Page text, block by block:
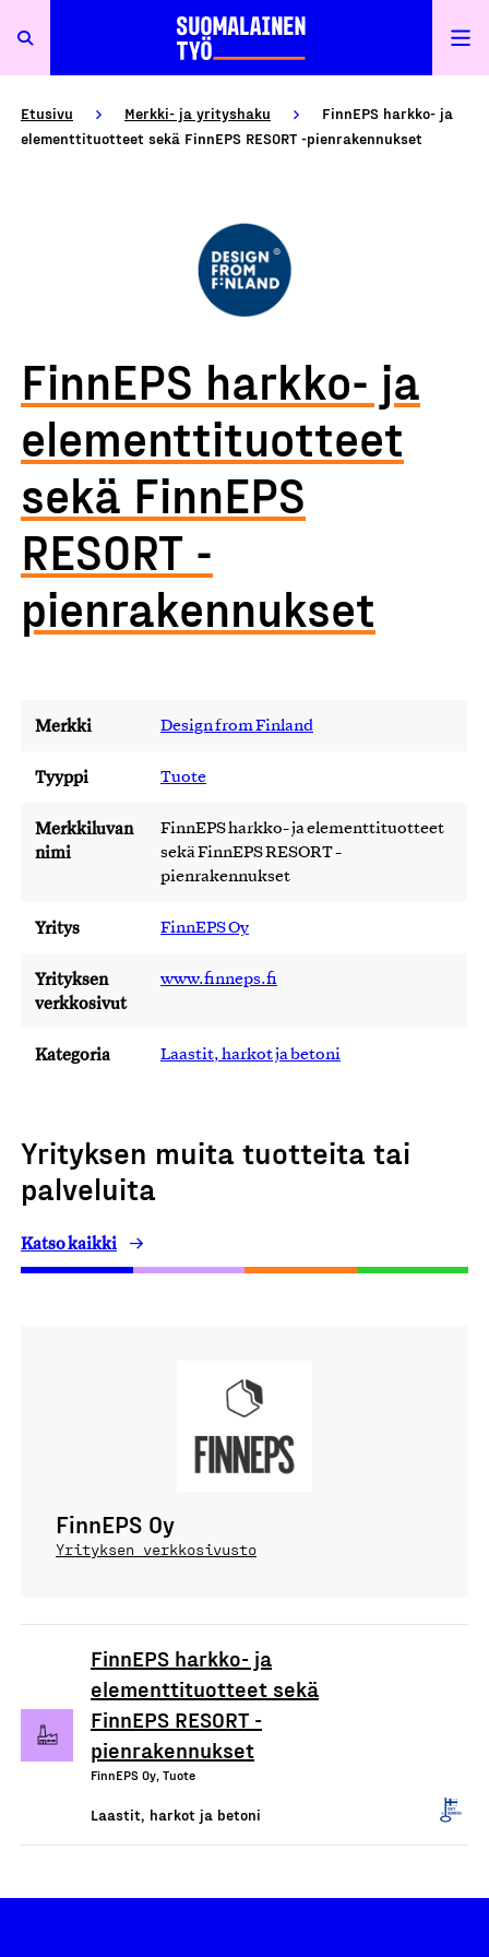
Etusivu Merkki- ja yrityshaku
FinnEPS harkko- ja
elementtituotteet sekä FinnEPS RESORT -pienrakennukset
FinnEPS harkko- ja
elementtituotteet
sekä FinnEPS
RESORT -
pienrakennukset
Merkki Design from Finland
Tyyppi Tuote
Merkkiluvan
nimi
FinnEPS harkko- ja elementtituotteet
sekä FinnEPS RESORT -
pienrakennukset
Yritys FinnEPS Oy
Yrityksen
verkkosivut
www.finneps.fi
Kategoria Laastit, harkot ja betoni
Yrityksen muita tuotteita tai
palveluita
Katso kaikki
FinnEPS Oy
Yrityksen verkkosivusto
FinnEPS harkko- ja
elementtituotteet sekä
FinnEPS RESORT -
pienrakennukset
FinnEPS Oy, Tuote
Laastit, harkot ja betoni